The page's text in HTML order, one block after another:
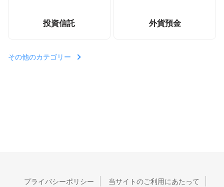
投資信託 外貨預金
その他のカテゴリー
プライバシーポリシー 当サイトのご利用にあたって